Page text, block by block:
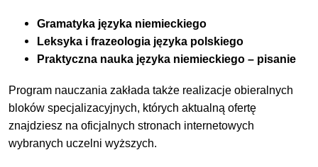
Gramatyka języka niemieckiego
Leksyka i frazeologia języka polskiego
Praktyczna nauka języka niemieckiego – pisanie
Program nauczania zakłada także realizacje obieralnych
bloków specjalizacyjnych, których aktualną ofertę
znajdziesz na oficjalnych stronach internetowych
wybranych uczelni wyższych.